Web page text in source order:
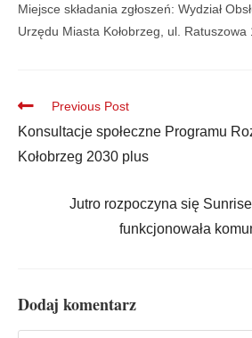
Miejsce składania zgłoszeń: Wydział
Urzędu Miasta Kołobrzeg, ul. Ratuszowa
Previous Post
Konsultacje społeczne Programu
Kołobrzeg 2030 plus
Jutro rozpoczyna się
funkcjonowała
Dodaj komentarz